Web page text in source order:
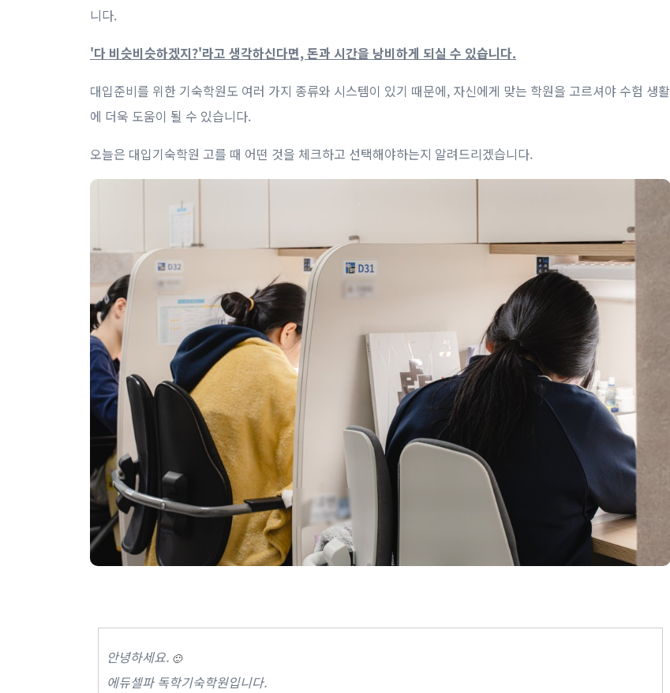
니다.
'다 비슷비슷하겠지?'라고 생각하신다면, 돈과 시간을 낭비하게 되실 수 있습니다.
대입준비를 위한 기숙학원도 여러 가지 종류와 시스템이 있기 때문에, 자신에게 맞는 학원을 고르셔야 수험 생활
에 더욱 도움이 될 수 있습니다.
오늘은 대입기숙학원 고를 때 어떤 것을 체크하고 선택해야하는지 알려드리겠습니다.
안녕하세요. 🙂
에듀셀파 독학기숙학원입니다.